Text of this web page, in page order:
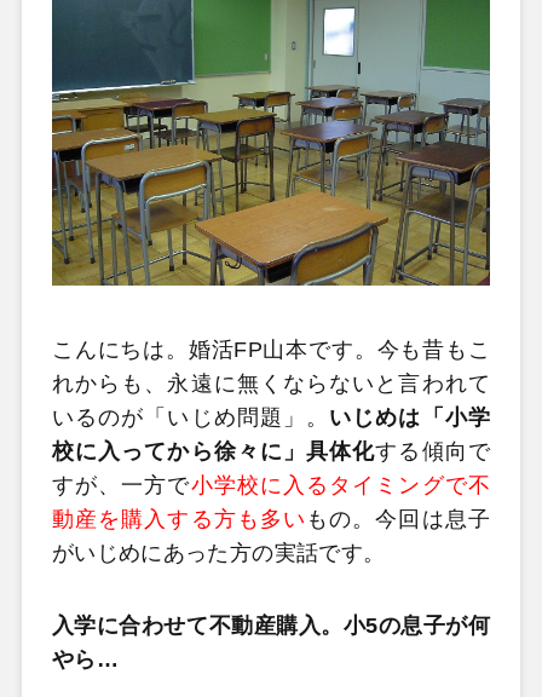
こんにちは。婚活FP山本です。今も昔もこ
れからも、永遠に無くならないと言われて
いるのが「いじめ問題」。 いじめは「小学
校に入ってから徐々に」具体化する傾向で
すが、一方で小学校に入るタイミングで不
動産を購入する方も多い もの。今回は息子
がいじめにあった方の実話です。
入学に合わせて不動産購入。小5の息子が何
やら…